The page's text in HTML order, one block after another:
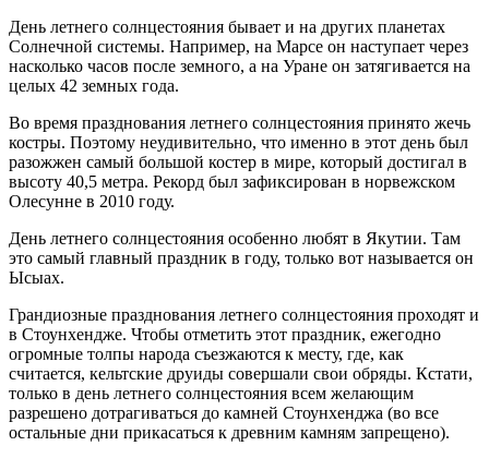
День летнего солнцестояния бывает и на других планетах
Солнечной системы. Например, на Марсе он наступает через
насколько часов после земного, а на Уране он затягивается на
целых 42 земных года.
Во время празднования летнего солнцестояния принято жечь
костры. Поэтому неудивительно, что именно в этот день был
разожжен самый большой костер в мире, который достигал в
высоту 40,5 метра. Рекорд был зафиксирован в норвежском
Олесунне в 2010 году.
День летнего солнцестояния особенно любят в Якутии. Там
это самый главный праздник в году, только вот называется он
Ысыах.
Грандиозные празднования летнего солнцестояния проходят и
в Стоунхендже. Чтобы отметить этот праздник, ежегодно
огромные толпы народа съезжаются к месту, где, как
считается, кельтские друиды совершали свои обряды. Кстати,
только в день летнего солнцестояния всем желающим
разрешено дотрагиваться до камней Стоунхенджа (во все
остальные дни прикасаться к древним камням запрещено).